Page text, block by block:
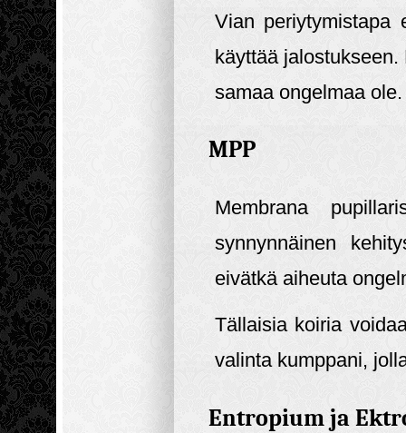
Vian
käyttää
samaa ongelmaa ole.
MPP
Membrana
synnynnäinen
eivätkä aiheuta
Tällaisia koiria
valinta kumppani,
Entropium ja